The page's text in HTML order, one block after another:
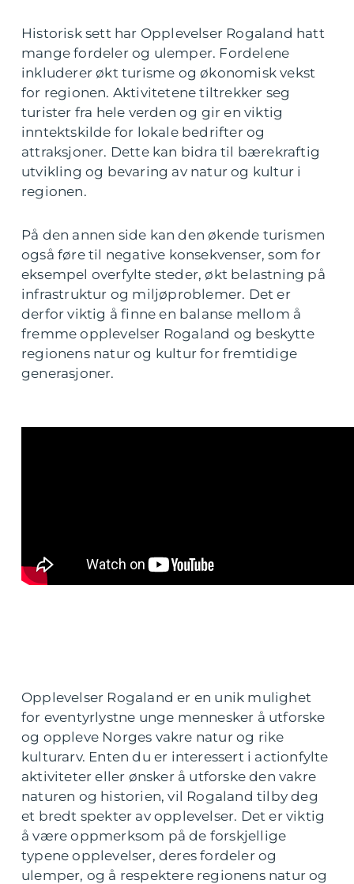
Historisk sett har Opplevelser Rogaland hatt
mange fordeler og ulemper. Fordelene
inkluderer økt turisme og økonomisk vekst
for regionen. Aktivitetene tiltrekker seg
turister fra hele verden og gir en viktig
inntektskilde for lokale bedrifter og
attraksjoner. Dette kan bidra til bærekraftig
utvikling og bevaring av natur og kultur i
regionen.
På den annen side kan den økende turismen
også føre til negative konsekvenser, som for
eksempel overfylte steder, økt belastning på
infrastruktur og miljøproblemer. Det er
derfor viktig å finne en balanse mellom å
fremme opplevelser Rogaland og beskytte
regionens natur og kultur for fremtidige
generasjoner.
Opplevelser Rogaland er en unik mulighet
for eventyrlystne unge mennesker å utforske
og oppleve Norges vakre natur og rike
kulturarv. Enten du er interessert i actionfylte
aktiviteter eller ønsker å utforske den vakre
naturen og historien, vil Rogaland tilby deg
et bredt spekter av opplevelser. Det er viktig
å være oppmerksom på de forskjellige
typene opplevelser, deres fordeler og
ulemper, og å respektere regionens natur og